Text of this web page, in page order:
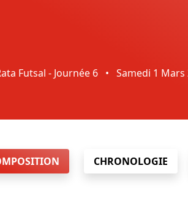
Futsal - Journée 6 • Samedi 1 Mars
CHRONOLOGIE